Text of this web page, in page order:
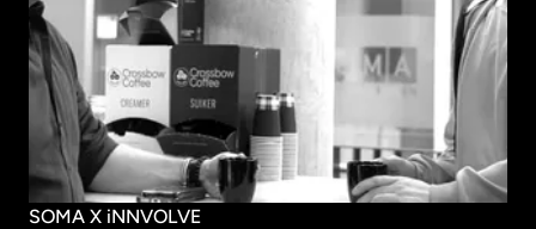
SOMA X iNNVOLVE